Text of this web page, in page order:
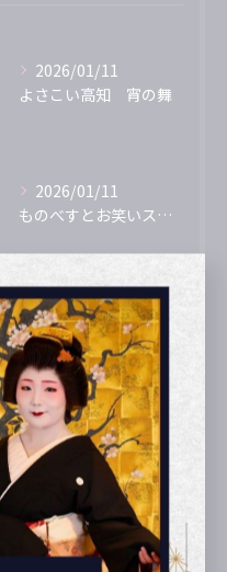
2026/01/11
よさこい高知 宵の舞
2026/01/11
ものべすとお笑いステージ～笑いでつなぐ、ごめんとありがとうの町～
2025/08/16
濱長花神楽 2025年
Tags
かるぽーと